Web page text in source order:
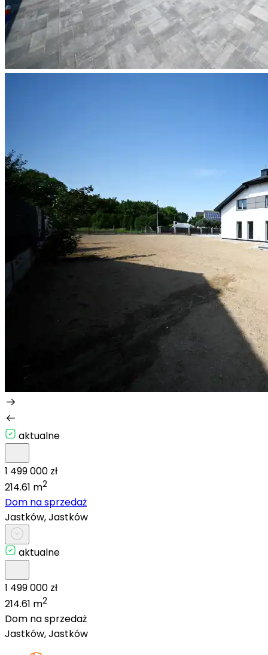
aktualne
1 499 000 zł
214.61 m2
Dom na sprzedaż
Jastków, Jastków
aktualne
1 499 000 zł
214.61 m2
Dom na sprzedaż
Jastków, Jastków